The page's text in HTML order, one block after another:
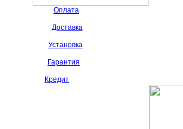
Оплата
Доставка
Установка
Гарантия
Кредит